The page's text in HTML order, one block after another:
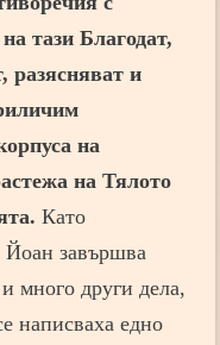
тази Благодат,
разясняват и
на
на Тялото
Като
Йоан завършва
много други дела,
написваха едно